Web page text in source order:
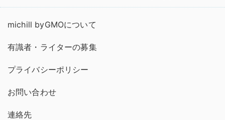
michill byGMOについて
有識者・ライターの募集
プライバシーポリシー
お問い合わせ
連絡先